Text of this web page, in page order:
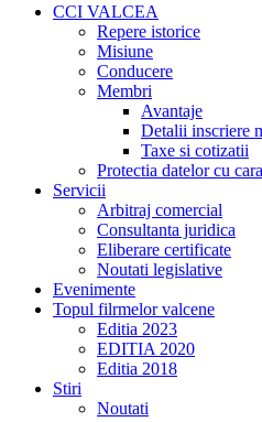
CCI VALCEA
Repere istorice
Misiune
Conducere
Membri
Avantaje
Detalii inscriere
Taxe si cotizatii
Protectia datelor cu
Servicii
Arbitraj comercial
Consultanta juridica
Eliberare certificate
Noutati legislative
Evenimente
Topul filrmelor valcene
Editia 2023
EDITIA 2020
Editia 2018
Stiri
Noutati